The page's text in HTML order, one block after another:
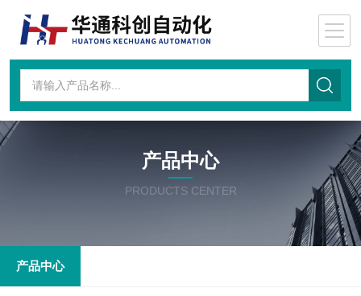
产品中心
PRODUCTS CENTER
产品中心